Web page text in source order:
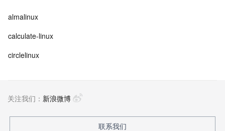
almalinux
calculate-linux
circlelinux
关注我们： 新浪微博
联系我们